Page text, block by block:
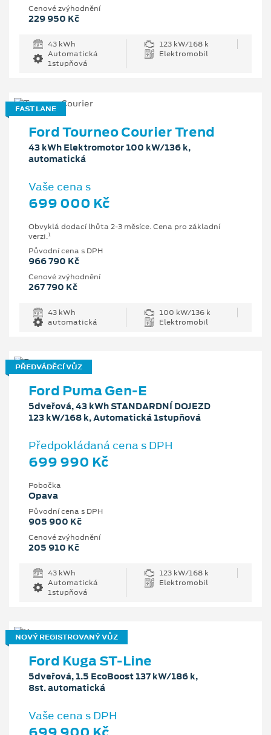
Cenové zvýhodnění
229 950 Kč
43 kWh
123 kW/168 k
Automatická
1stupňová
Elektromobil
FAST LANE
Ford Tourneo Courier Trend
43 kWh Elektromotor 100 kW/136 k,
automatická
Vaše cena s
699 000 Kč
Obvyklá dodací lhůta 2-3 měsíce. Cena pro základní
verzi.1
Původní cena s DPH
966 790 Kč
Cenové zvýhodnění
267 790 Kč
43 kWh
100 kW/136 k
automatická
Elektromobil
PŘEDVÁDĚCÍ VŮZ
Ford Puma Gen-E
5dveřová, 43 kWh STANDARDNÍ DOJEZD
123 kW/168 k, Automatická 1stupňová
Předpokládaná cena s DPH
699 990 Kč
Pobočka
Opava
Původní cena s DPH
905 900 Kč
Cenové zvýhodnění
205 910 Kč
43 kWh
123 kW/168 k
Automatická
1stupňová
Elektromobil
NOVÝ REGISTROVANÝ VŮZ
Ford Kuga ST-Line
5dveřová, 1.5 EcoBoost 137 kW/186 k,
8st. automatická
Vaše cena s DPH